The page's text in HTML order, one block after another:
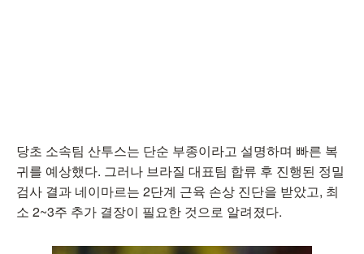
당초 소속팀 산투스는 단순 부종이라고 설명하며 빠른 복
귀를 예상했다. 그러나 브라질 대표팀 합류 후 진행된 정밀
검사 결과 네이마르는 2단계 근육 손상 진단을 받았고, 최
소 2~3주 추가 결장이 필요한 것으로 알려졌다.